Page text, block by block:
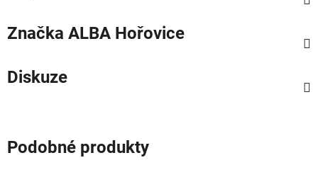
Značka ALBA Hořovice
Diskuze
Podobné produkty